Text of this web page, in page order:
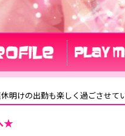
休明けの出勤も楽しく過ごさ
★